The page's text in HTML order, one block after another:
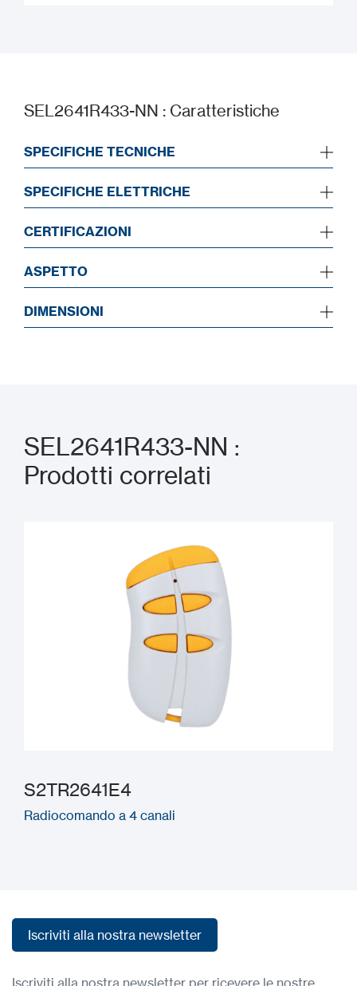
SEL2641R433-NN : Caratteristiche
SPECIFICHE TECNICHE
SPECIFICHE ELETTRICHE
CERTIFICAZIONI
ASPETTO
DIMENSIONI
SEL2641R433-NN :
Prodotti correlati
S2TR2641E4
Radiocomando a 4 canali
Iscriviti alla nostra newsletter
Iscriviti alla nostra newsletter per ricevere le nostre